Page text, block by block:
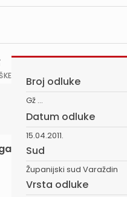
Broj odluke
Gž ...
Datum odluke
15.04.2011.
Sud
Županijski sud Varaždin
Vrsta odluke